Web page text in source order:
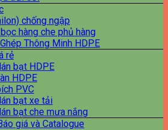
chống ngập
hàng che phủ hàng
Thông Minh HDPE
rẻ
bạt HDPE
HDPE
PVC
bạt xe tải
bạt che mưa nắng
giá và Catalogue